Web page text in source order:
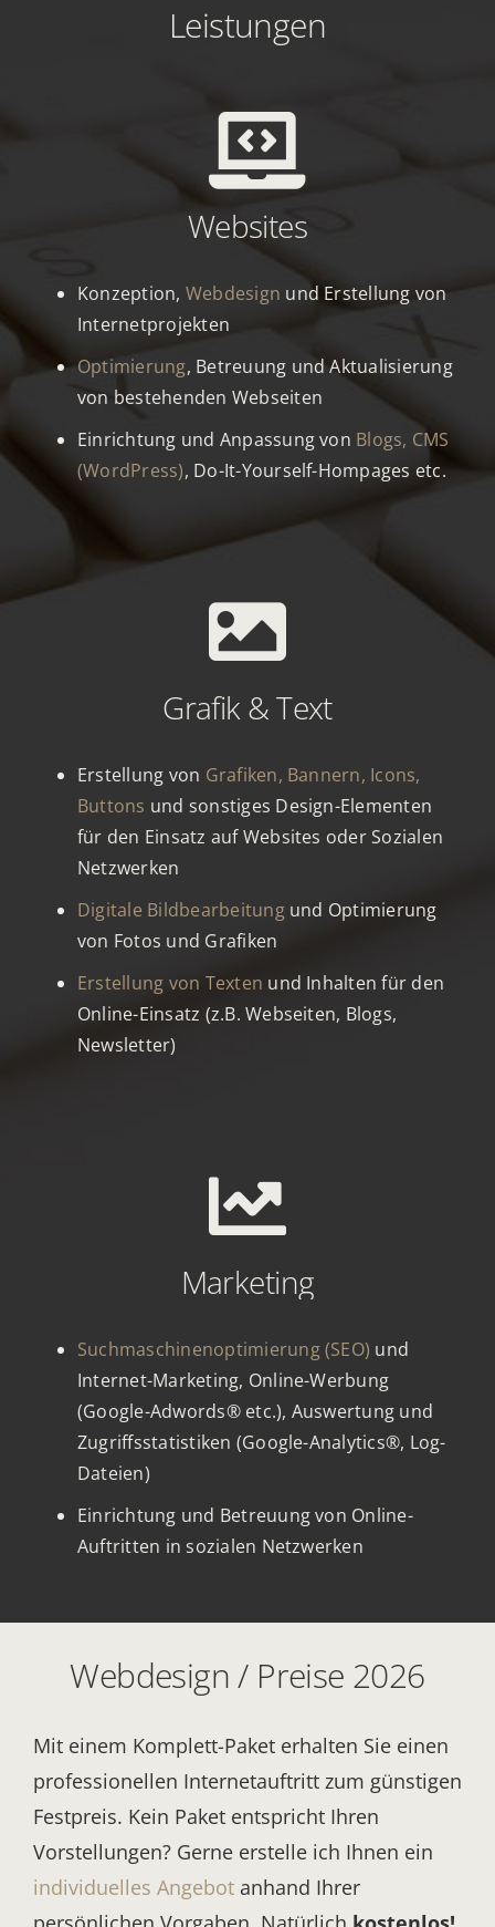
Leistungen
Websites
Konzeption, Webdesign und Erstellung von
Internetprojekten
Optimierung, Betreuung und Aktualisierung
von bestehenden Webseiten
Einrichtung und Anpassung von Blogs, CMS
(WordPress), Do-It-Yourself-Hompages etc.
Grafik & Text
Erstellung von Grafiken, Bannern, Icons,
Buttons und sonstiges Design-Elementen
für den Einsatz auf Websites oder Sozialen
Netzwerken
Digitale Bildbearbeitungund Optimierung
von Fotos und Grafiken
Erstellung von Texten und Inhalten für den
Online-Einsatz (z.B. Webseiten, Blogs,
Newsletter)
Marketing
Suchmaschinenoptimierung (SEO) und
Internet-Marketing, Online-Werbung
(Google-Adwords® etc.), Auswertung und
Zugriffsstatistiken (Google-Analytics®, Log-
Dateien)
Einrichtung und Betreuung von Online-
Auftritten in sozialen Netzwerken
Webdesign / Preise 2026
Mit einem Komplett-Paket erhalten Sie einen
professionellen Internetauftrittzum günstigen
Festpreis. Kein Paket entspricht Ihren
Vorstellungen? Gerne erstelle ich Ihnen ein
individuelles Angebotanhand Ihrer